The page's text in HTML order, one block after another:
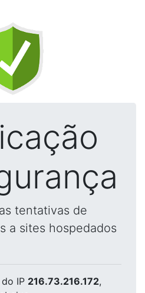
tentativas de
a sites hospedados
do IP 216.73.216.172,